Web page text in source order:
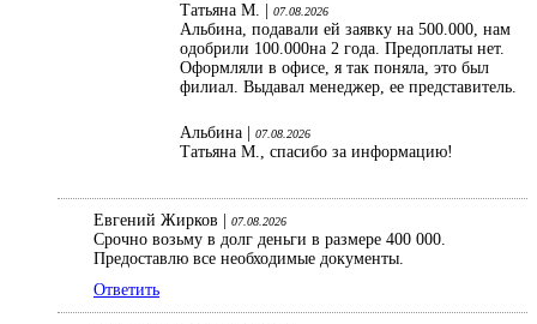
Татьяна М. | 07.08.2026
Альбина, подавали ей заявку на 500.000, нам
одобрили 100.000на 2 года. Предоплаты нет.
Оформляли в офисе, я так поняла, это был
филиал. Выдавал менеджер, ее представитель.
Альбина | 07.08.2026
Татьяна М., спасибо за информацию!
Евгений Жирков | 07.08.2026
Срочно возьму в долг деньги в размере 400 000.
Предоставлю все необходимые документы.
Ответить